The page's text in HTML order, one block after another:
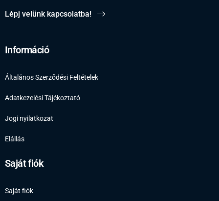
Lépj velünk kapcsolatba!
Információ
Általános Szerződési Feltételek
Adatkezelési Tájékoztató
Jogi nyilatkozat
Elállás
Saját fiók
Saját fiók